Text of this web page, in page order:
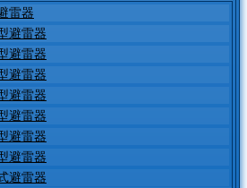
雷器
避雷器
避雷器
避雷器
避雷器
避雷器
避雷器
避雷器
避雷器